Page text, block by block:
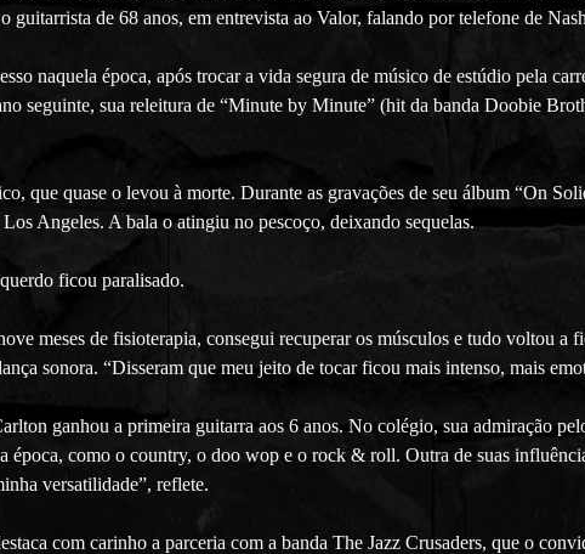
guitarrista de 68 anos, em entrevista ao Valor, falando por telefone de
naquela época, após trocar a vida segura de músico de estúdio pela
seguinte, sua releitura de “Minute by Minute” (hit da banda Doobie
que quase o levou à morte. Durante as gravações de seu álbum “On
Angeles. A bala o atingiu no pescoço, deixando sequelas.
ficou paralisado.
meses de fisioterapia, consegui recuperar os músculos e tudo voltou a
sonora. “Disseram que meu jeito de tocar ficou mais intenso, mais
ganhou a primeira guitarra aos 6 anos. No colégio, sua admiração
época, como o country, o doo wop e o rock & roll. Outra de suas
versatilidade”, reflete.
com carinho a parceria com a banda The Jazz Crusaders, que o